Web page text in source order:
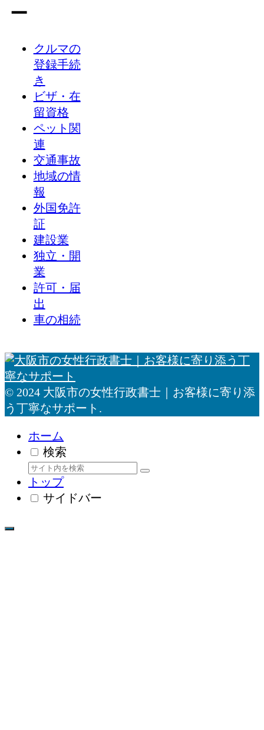
ー
クルマの
登録手続
き
ビザ・在
留資格
ペット関
連
交通事故
地域の情
報
外国免許
証
建設業
独立・開
業
許可・届
出
車の相続
© 2024 大阪市の女性行政書士｜お客様に寄り添
う丁寧なサポート.
ホーム
検索
トップ
サイドバー